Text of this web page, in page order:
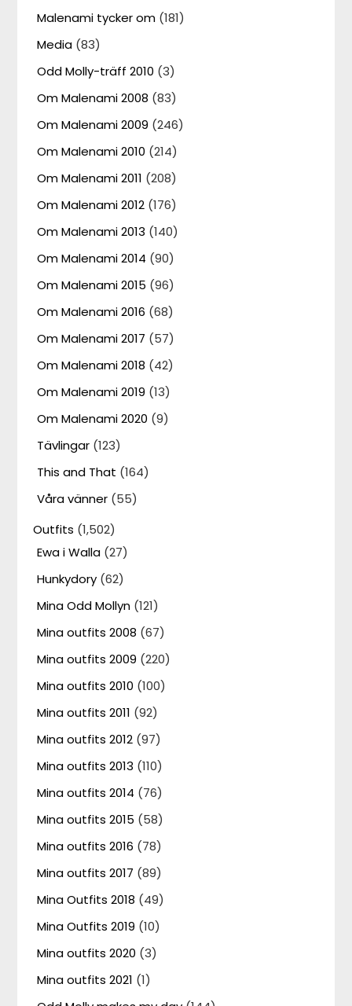
Malenami tycker om (181)
Media (83)
Odd Molly-träff 2010 (3)
Om Malenami 2008 (83)
Om Malenami 2009 (246)
Om Malenami 2010 (214)
Om Malenami 2011 (208)
Om Malenami 2012 (176)
Om Malenami 2013 (140)
Om Malenami 2014 (90)
Om Malenami 2015 (96)
Om Malenami 2016 (68)
Om Malenami 2017 (57)
Om Malenami 2018 (42)
Om Malenami 2019 (13)
Om Malenami 2020 (9)
Tävlingar (123)
This and That (164)
Våra vänner (55)
Outfits (1,502)
Ewa i Walla (27)
Hunkydory (62)
Mina Odd Mollyn (121)
Mina outfits 2008 (67)
Mina outfits 2009 (220)
Mina outfits 2010 (100)
Mina outfits 2011 (92)
Mina outfits 2012 (97)
Mina outfits 2013 (110)
Mina outfits 2014 (76)
Mina outfits 2015 (58)
Mina outfits 2016 (78)
Mina outfits 2017 (89)
Mina Outfits 2018 (49)
Mina Outfits 2019 (10)
Mina outfits 2020 (3)
Mina outfits 2021 (1)